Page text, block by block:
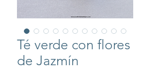
Té verde con flores
de Jazmín